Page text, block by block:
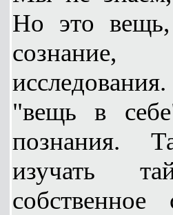
Но это
"вещь в
познания.
изучать